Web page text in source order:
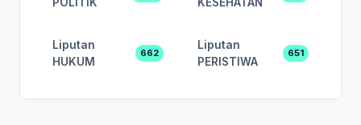
Liputan
HUKUM
662
Liputan
PERISTIWA
651